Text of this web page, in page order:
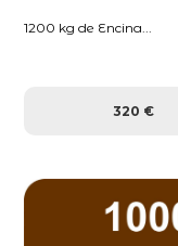
1200 kg de Encina...
320 €